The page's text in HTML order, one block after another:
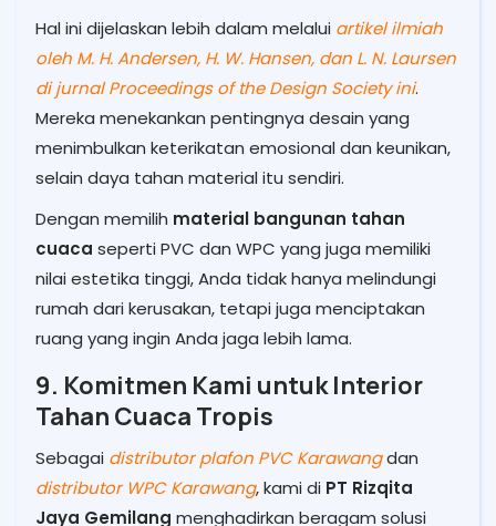
Hal ini dijelaskan lebih dalam melalui artikel ilmiah
oleh M. H. Andersen, H. W. Hansen, dan L. N. Laursen
di jurnal Proceedings of the Design Society ini.
Mereka menekankan pentingnya desain yang
menimbulkan keterikatan emosional dan keunikan,
selain daya tahan material itu sendiri.
Dengan memilih material bangunan tahan
cuaca seperti PVC dan WPC yang juga memiliki
nilai estetika tinggi, Anda tidak hanya melindungi
rumah dari kerusakan, tetapi juga menciptakan
ruang yang ingin Anda jaga lebih lama.
9. Komitmen Kami untuk Interior
Tahan Cuaca Tropis
Sebagai distributor plafon PVC Karawangdan
distributor WPC Karawang, kami di PT Rizqita
Jaya Gemilang menghadirkan beragam solusi